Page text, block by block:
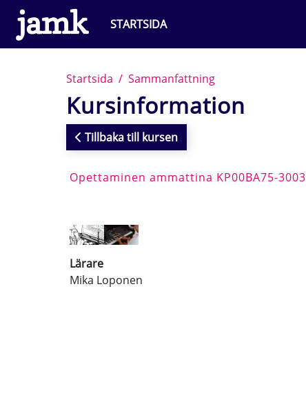
Gå direkt till huvudinnehåll
STARTSIDA
Startsida Sammanfattning
Kursinformation
Tillbaka till kursen
Opettaminen ammattina KP00BA75-3003
Lärare
Mika Loponen